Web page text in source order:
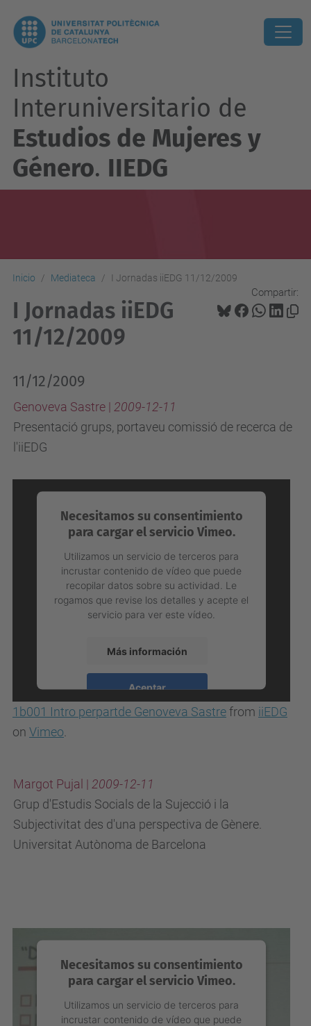
Instituto
Interuniversitario de
Estudios de Mujeres y
Género. IIEDG
Inicio Mediateca I Jornadas iiEDG 11/12/2009
Compartir:
I Jornadas iiEDG
11/12/2009
11/12/2009
Genoveva Sastre | 2009-12-11
Presentació grups, portaveu comissió de recerca de
l'iiEDG
Necesitamos su consentimiento
para cargar el servicio Vimeo.
Utilizamos un servicio de terceros para
incrustar contenido de vídeo que puede
recopilar datos sobre su actividad. Le
rogamos que revise los detalles y acepte el
servicio para ver este vídeo.
Más información
Aceptar
powered by Usercentrics Consent
1b001 Intro perpartde Genoveva Sastrefrom iiEDG
on Vimeo
Margot Pujal | 2009-12-11
Grup d'Estudis Socials de la Sujecció i la
Subjectivitat des d'una perspectiva de Gènere.
Universitat Autònoma de Barcelona
Necesitamos su consentimiento
para cargar el servicio Vimeo.
Utilizamos un servicio de terceros para
incrustar contenido de vídeo que puede